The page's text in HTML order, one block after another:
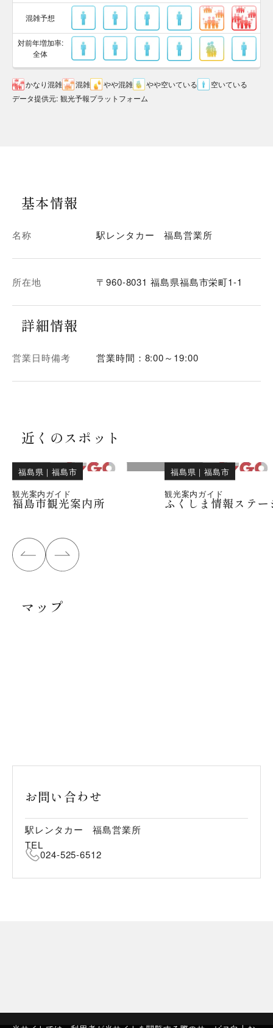
混雑予想
対前年増加率:
全体
かなり混雑 混雑 やや混雑 やや空いている
空いている
データ提供元: 観光予報プラットフォーム
基本情報
名称 駅レンタカー 福島営業所
所在地 〒960-8031 福島県福島市栄町1-1
詳細情報
営業日時備考 営業時間：8:00～19:00
近くのスポット
福島県 ｜福島市
観光案内ガイド
福島市観光案内所
福島県 ｜福島市
観光案内ガイド
ふくしま情報ステー
マップ
お問い合わせ
駅レンタカー 福島営業所
TEL
024-525-6512